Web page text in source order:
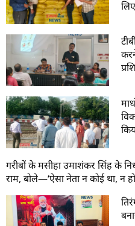
गरीबों के मसीहा उमाशंकर सिंह के
राम, बोले—‘ऐसा नेता न कोई था, न